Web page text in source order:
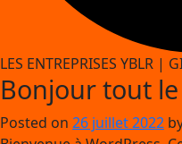
LES ENTREPRISES YBLR |
Bonjour tout
Posted on 26 juillet 2022